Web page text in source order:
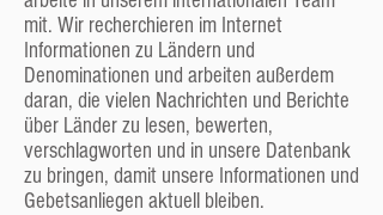
Seit September 2025 ist Peter von Knorre
unser Pastor.
Übrigens, falls Ihnen so etwas auffällt: Wir
haben in diesem Absatz die männliche Form
(der Pastor) nur verwendet, weil wir hier die
Situation in unserer Gemeinde beschreiben
wollen und wir bisher männliche Pastoren
hatten. Natürlich gibt es auch Pastorinnen.
mit. Wir recherchieren im Internet
Informationen zu Ländern und
Denominationen und arbeiten außerdem
daran, die vielen Nachrichten und Berichte
über Länder zu lesen, bewerten,
verschlagworten und in unsere Datenbank
zu bringen, damit unsere Informationen und
Gebetsanliegen aktuell bleiben.